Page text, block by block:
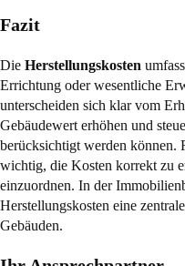
Fazit
Die Herstellungskosten
Errichtung oder wesentliche
unterscheiden sich klar vom
Gebäudewert erhöhen und
berücksichtigt werden können.
wichtig, die Kosten korrekt zu
einzuordnen. In der
Herstellungskosten eine
Gebäuden.